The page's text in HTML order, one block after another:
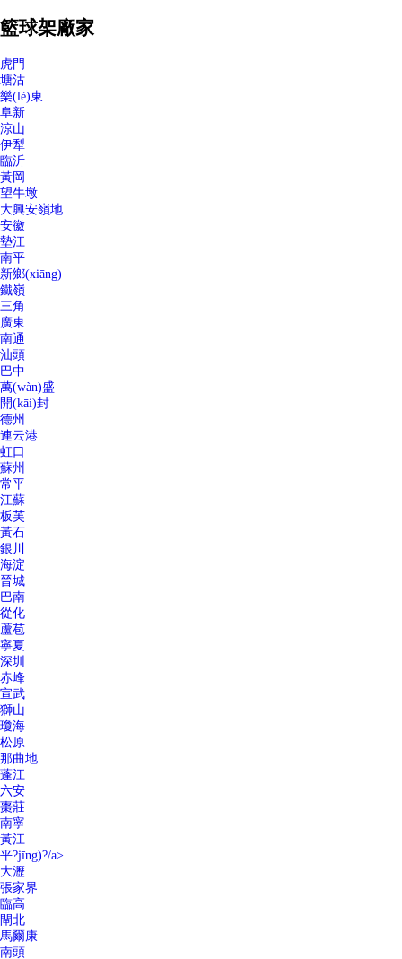
籃球架廠家
虎門
塘沽
樂(lè)東
阜新
涼山
伊犁
臨沂
黃岡
望牛墩
大興安嶺地
安徽
墊江
南平
新鄉(xiāng)
鐵嶺
三角
廣東
南通
汕頭
巴中
萬(wàn)盛
開(kāi)封
德州
連云港
虹口
蘇州
常平
江蘇
板芙
黃石
銀川
海淀
晉城
巴南
從化
蘆苞
寧夏
深圳
赤峰
宣武
獅山
瓊海
松原
那曲地
蓬江
六安
棗莊
南寧
黃江
平?jīng)?/a>
大瀝
張家界
臨高
閘北
馬爾康
南頭